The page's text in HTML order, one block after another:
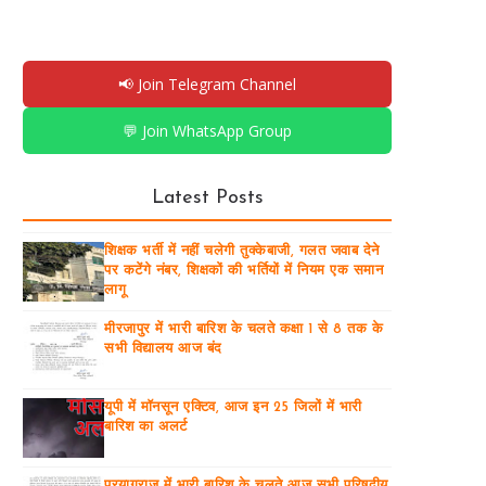
📢 Join Telegram Channel
💬 Join WhatsApp Group
Latest Posts
शिक्षक भर्ती में नहीं चलेगी तुक्केबाजी, गलत जवाब देने
पर कटेंगे नंबर, शिक्षकों की भर्तियों में नियम एक समान
लागू
मीरजापुर में भारी बारिश के चलते कक्षा 1 से 8 तक के
सभी विद्यालय आज बंद
यूपी में मॉनसून एक्टिव, आज इन 25 जिलों में भारी
बारिश का अलर्ट